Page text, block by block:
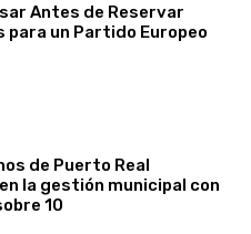
Antes de Reservar
para un Partido Europeo
de Puerto Real
la gestión municipal con
10